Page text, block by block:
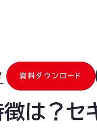
資料ダウンロード
は？セ